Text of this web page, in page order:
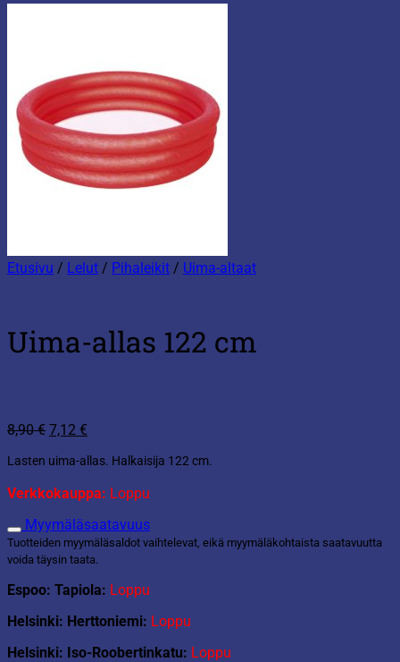
Etusivu / Lelut / Pihaleikit / Uima-altaat
Uima-allas 122 cm
8,90€ Alkuperäinen
oli:
7,12 €
on:
Lasten uima-allas. Halkaisija 122 cm.
Verkkokauppa: Loppu
Myymäläsaatavuus
Tuotteiden myymäläsaldot vaihtelevat, eikä myymäläkohtaista saatavuutta
voida täysin taata.
Espoo: Tapiola: Loppu
Helsinki: Herttoniemi: Loppu
Helsinki: Iso-Roobertinkatu: Loppu